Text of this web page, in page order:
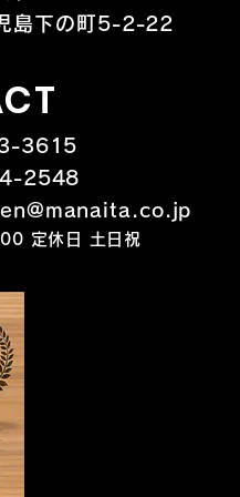
島下の町5-2-22
3615
2548
定休日 土日祝